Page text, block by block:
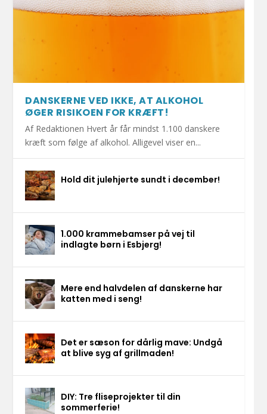
DANSKERNE VED IKKE, AT ALKOHOL
ØGER RISIKOEN FOR KRÆFT!
Af Redaktionen Hvert år får mindst 1.100 danskere
kræft som følge af alkohol. Alligevel viser en...
Hold dit julehjerte sundt i december!
1.000 krammebamser på vej til
indlagte børn i Esbjerg!
Mere end halvdelen af danskerne har
katten med i seng!
Det er sæson for dårlig mave: Undgå
at blive syg af grillmaden!
DIY: Tre fliseprojekter til din
sommerferie!